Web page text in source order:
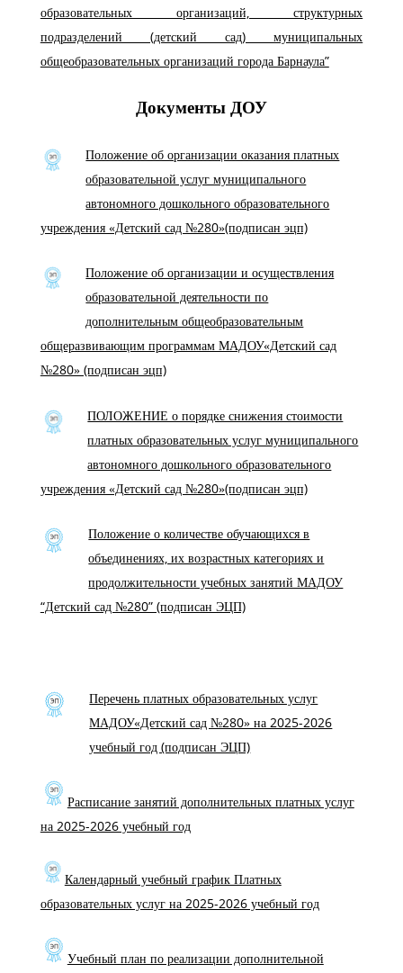
образовательных организаций, структурных
подразделений (детский сад) муниципальных
общеобразовательных организаций города Барнаула”
Документы ДОУ
Положение об организации оказания платных
образовательной услуг муниципального
автономного дошкольного образовательного
учреждения «Детский сад №280»(подписан эцп)
Положение об организации и осуществления
образовательной деятельности по
дополнительным общеобразовательным
общеразвивающим программам МАДОУ«Детский сад
№280» (подписан эцп)
ПОЛОЖЕНИЕ о порядке снижения стоимости
платных образовательных услуг муниципального
автономного дошкольного образовательного
учреждения «Детский сад №280»(подписан эцп)
Положение о количестве обучающихся в
объединениях, их возрастных категориях и
продолжительности учебных занятий МАДОУ
“Детский сад №280” (подписан ЭЦП)
Перечень платных образовательных услуг
МАДОУ«Детский сад №280» на 2025-2026
учебный год (подписан ЭЦП)
Расписание занятий дополнительных платных услуг
на 2025-2026 учебный год
Календарный учебный график Платных
образовательных услуг на 2025-2026 учебный год
Учебный план по реализации дополнительной